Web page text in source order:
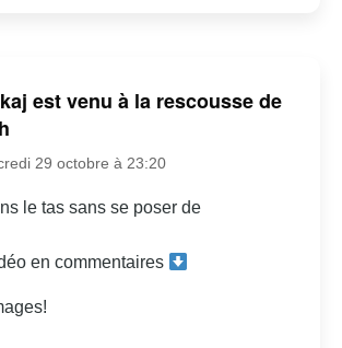
est venu à la rescousse de
29 octobre à 23:20
le tas sans se poser de
en commentaires